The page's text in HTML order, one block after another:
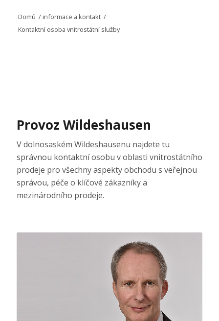
Domů / informace a kontakt /
Kontaktní osoba vnitrostátní služby
Provoz Wildeshausen
V dolnosaském Wildeshausenu najdete tu
správnou kontaktní osobu v oblasti vnitrostátního
prodeje pro všechny aspekty obchodu s veřejnou
správou, péče o klíčové zákazníky a
mezinárodního prodeje.